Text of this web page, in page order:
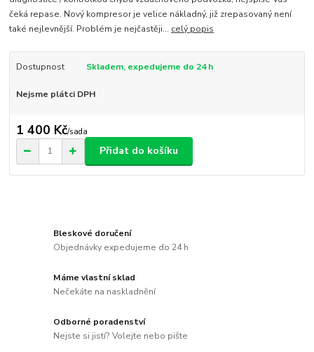
čeká repase. Nový kompresor je velice nákladný, již zrepasovaný není
také nejlevnější. Problém je nejčastěji... celý popis
Dostupnost Skladem, expedujeme do 24 h
Nejsme plátci DPH
1 400 Kč/sada
Přidat do košíku
Bleskové doručení
Objednávky expedujeme do 24 h
Máme vlastní sklad
Nečekáte na naskladnění
Odborné poradenství
Nejste si jistí? Volejte nebo pište